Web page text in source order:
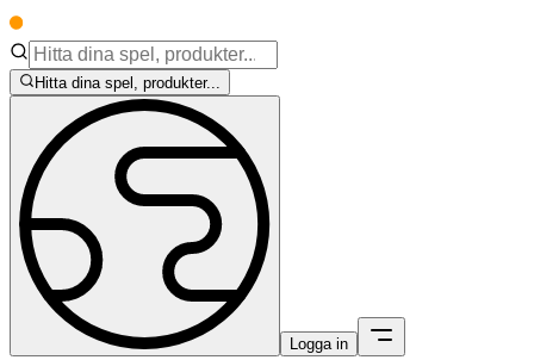
Hitta dina spel, produkter...
Logga in